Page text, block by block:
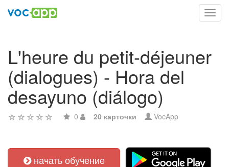
L'heure du petit-déjeuner
(dialogues) - Hora del
desayuno (diálogo)
0 20 карточки VocApp
начать обучение